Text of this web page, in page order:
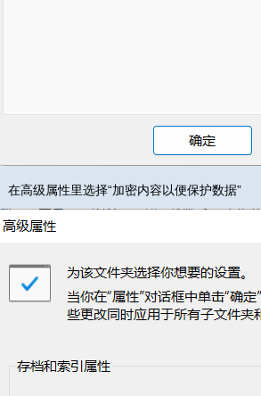
在高级属性里选择“加密内容以便保护数据”